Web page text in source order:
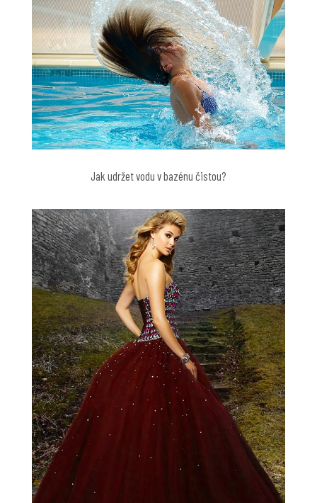
Jak udržet vodu v bazénu čistou?